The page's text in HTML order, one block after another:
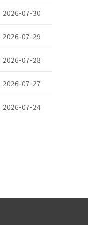
2026-07-30
2026-07-29
2026-07-28
2026-07-27
2026-07-24